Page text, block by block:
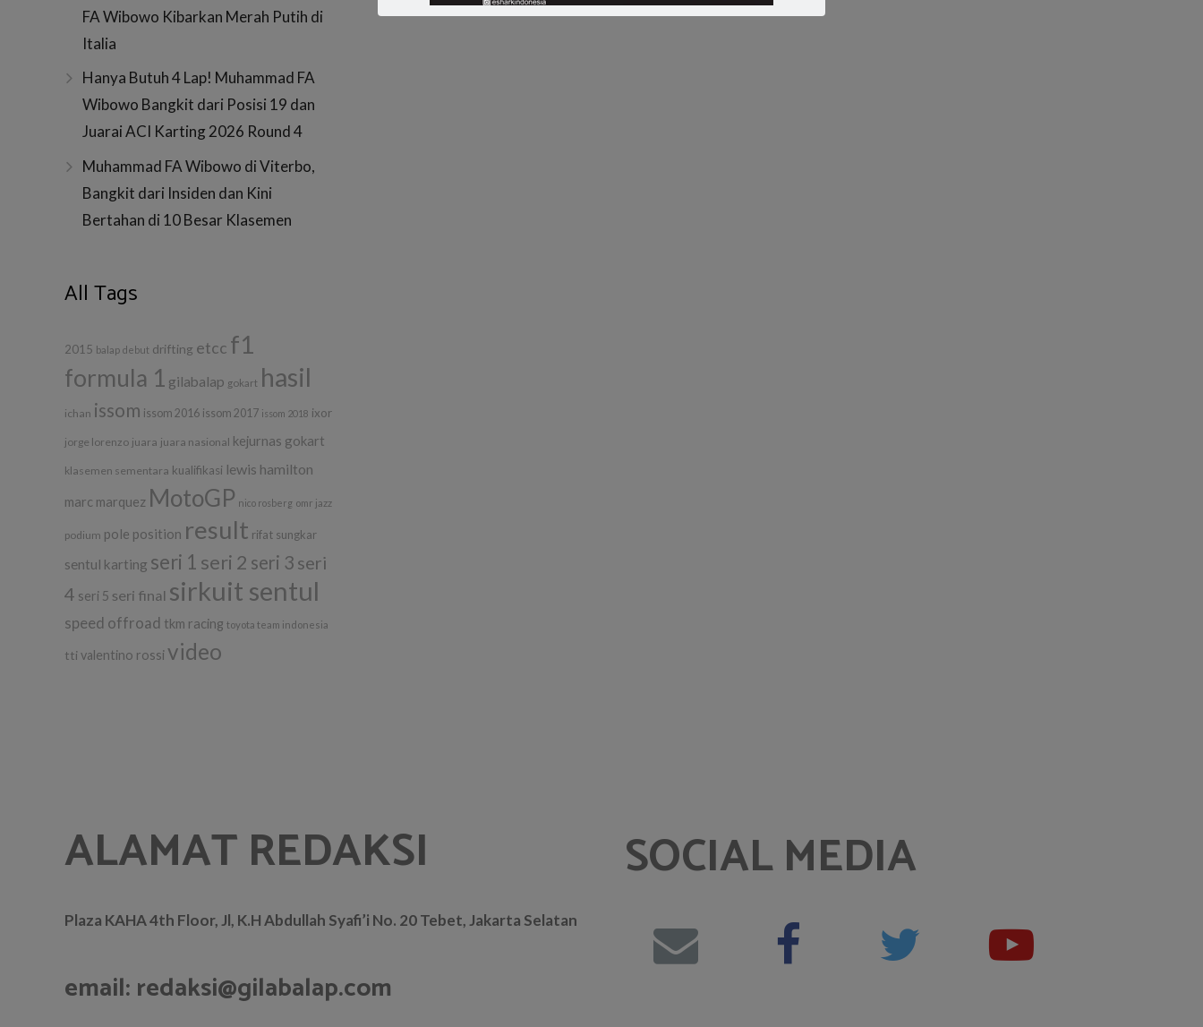
FA Wibowo Kibarkan Merah Putih di
Italia
Hanya Butuh 4 Lap! Muhammad FA
Wibowo Bangkit dari Posisi 19 dan
Juarai ACI Karting 2026 Round 4
Muhammad FA Wibowo di Viterbo,
Bangkit dari Insiden dan Kini
Bertahan di 10 Besar Klasemen
All Tags
2015 balap debut drifting etcc f1
formula 1 gilabalap gokart hasil
ichan issom issom 2016 issom 2017 issom 2018 ixor
jorge lorenzo juara juara nasional kejurnas gokart
klasemen sementara kualifikasi lewis hamilton
marc marquez MotoGP nico rosberg omr jazz
podium pole position result rifat sungkar
sentul karting seri 1 seri 2 seri 3 seri
4 seri 5 seri final sirkuit sentul
speed offroad tkm racing toyota team indonesia
tti valentino rossi video
ALAMAT REDAKSI
Plaza KAHA 4th Floor, Jl, K.H Abdullah Syafi’i No. 20 Tebet, Jakarta Selatan
email: redaksi@gilabalap.com
SOCIAL MEDIA